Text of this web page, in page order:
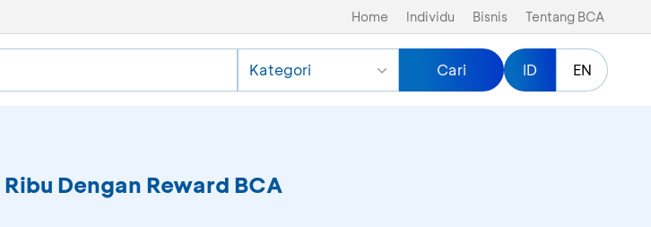
Home Individu Bisnis Tentang BCA
Kategori Cari ID EN
Dengan Reward BCA